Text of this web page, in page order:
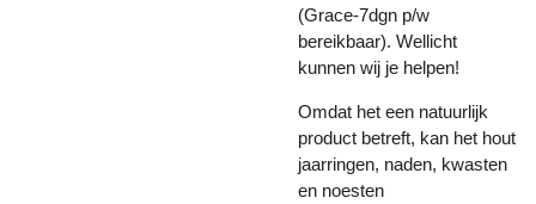
(Grace-7dgn p/w
bereikbaar). Wellicht
kunnen wij je helpen!
Omdat het een natuurlijk
product betreft, kan het hout
jaarringen, naden, kwasten
en noesten